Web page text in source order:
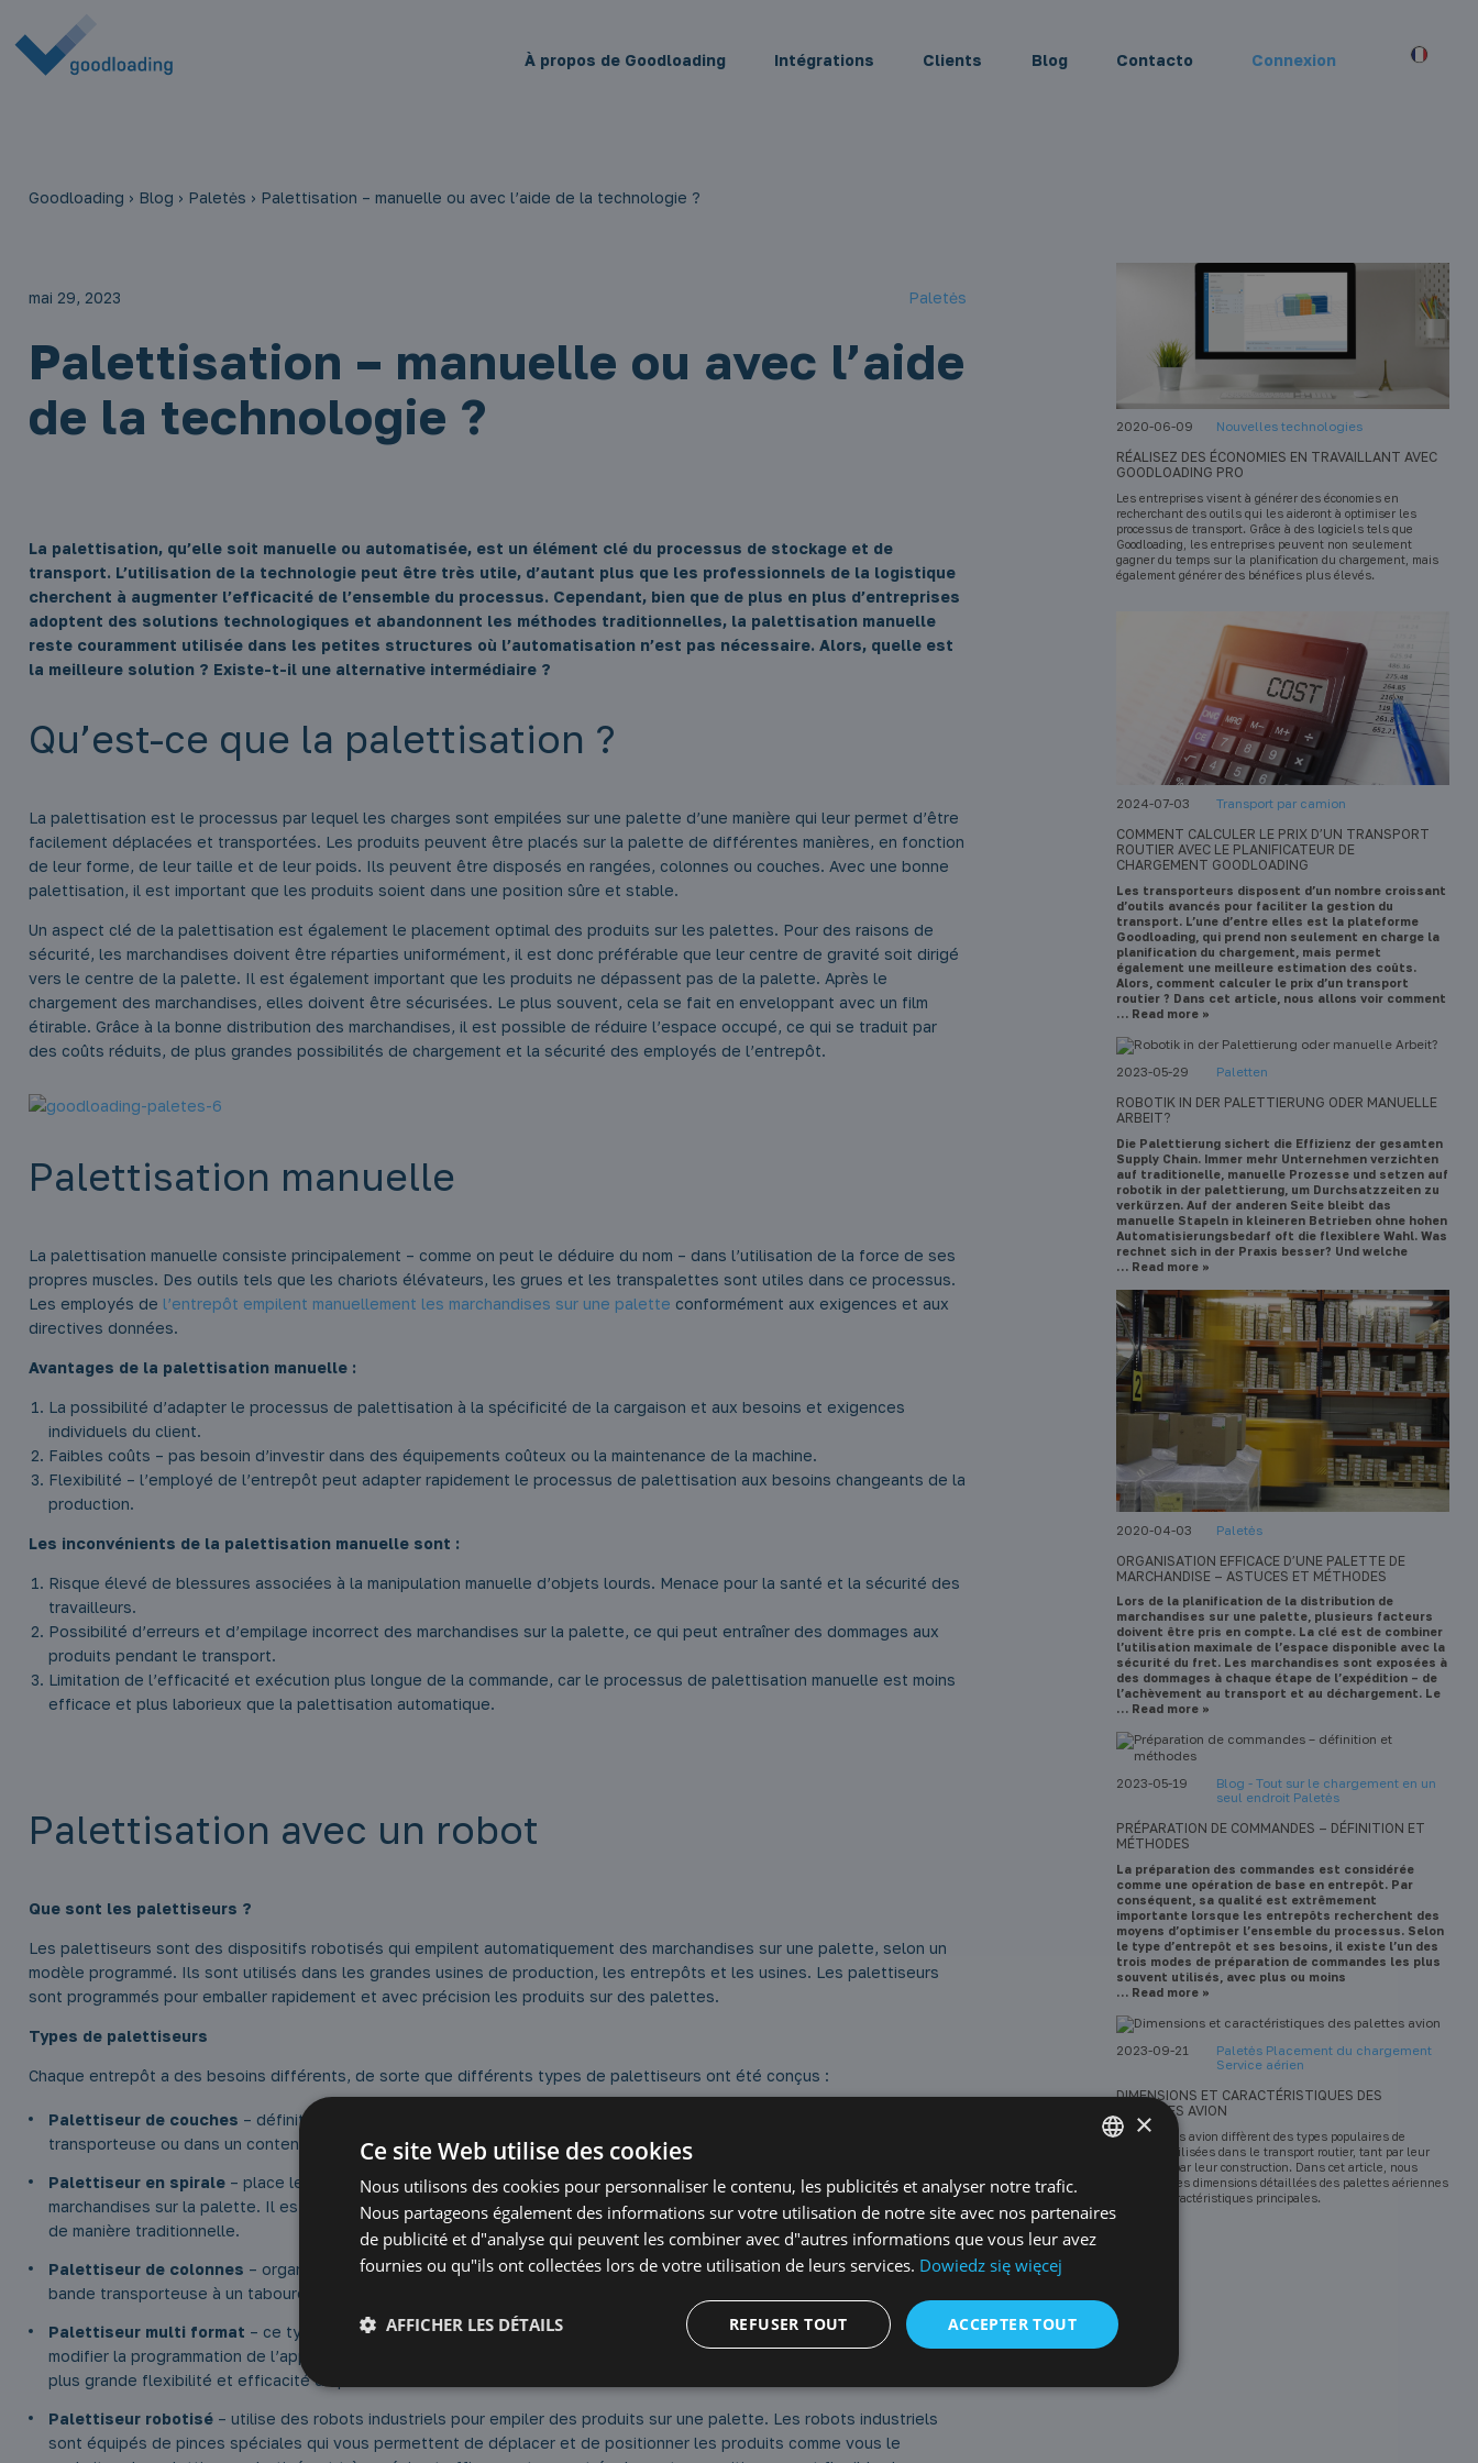
À propos de Goodloading Intégrations Clients Blog Contacto Connexion
Goodloading › Blog › Paletės › Palettisation – manuelle ou avec l’aide de la technologie ?
mai 29, 2023 Paletės
Palettisation – manuelle ou avec l’aide
de la technologie ?
La palettisation, qu’elle soit manuelle ou automatisée, est un élément clé du processus de stockage et de
transport. L’utilisation de la technologie peut être très utile, d’autant plus que les professionnels de la logistique
cherchent à augmenter l’efficacité de l’ensemble du processus. Cependant, bien que de plus en plus d’entreprises
adoptent des solutions technologiques et abandonnent les méthodes traditionnelles, la palettisation manuelle
reste couramment utilisée dans les petites structures où l’automatisation n’est pas nécessaire. Alors, quelle est
la meilleure solution ? Existe-t-il une alternative intermédiaire ?
Qu’est-ce que la palettisation ?
La palettisation est le processus par lequel les charges sont empilées sur une palette d’une manière qui leur permet d’être
facilement déplacées et transportées. Les produits peuvent être placés sur la palette de différentes manières, en fonction
de leur forme, de leur taille et de leur poids. Ils peuvent être disposés en rangées, colonnes ou couches. Avec une bonne
palettisation, il est important que les produits soient dans une position sûre et stable.
Un aspect clé de la palettisation est également le placement optimal des produits sur les palettes. Pour des raisons de
sécurité, les marchandises doivent être réparties uniformément, il est donc préférable que leur centre de gravité soit dirigé
vers le centre de la palette. Il est également important que les produits ne dépassent pas de la palette. Après le
chargement des marchandises, elles doivent être sécurisées. Le plus souvent, cela se fait en enveloppant avec un film
étirable. Grâce à la bonne distribution des marchandises, il est possible de réduire l’espace occupé, ce qui se traduit par
des coûts réduits, de plus grandes possibilités de chargement et la sécurité des employés de l’entrepôt.
Palettisation manuelle
La palettisation manuelle consiste principalement – comme on peut le déduire du nom – dans l’utilisation de la force de ses
propres muscles. Des outils tels que les chariots élévateurs, les grues et les transpalettes sont utiles dans ce processus.
Les employés de l’entrepôt empilent manuellement les marchandises sur une palette conformément aux exigences et aux
directives données.
Avantages de la palettisation manuelle :
La possibilité d’adapter le processus de palettisation à la spécificité de la cargaison et aux besoins et exigences
individuels du client.
Faibles coûts – pas besoin d’investir dans des équipements coûteux ou la maintenance de la machine.
Flexibilité – l’employé de l’entrepôt peut adapter rapidement le processus de palettisation aux besoins changeants de la
production.
Les inconvénients de la palettisation manuelle sont :
Risque élevé de blessures associées à la manipulation manuelle d’objets lourds. Menace pour la santé et la sécurité des
travailleurs.
Possibilité d’erreurs et d’empilage incorrect des marchandises sur la palette, ce qui peut entraîner des dommages aux
produits pendant le transport.
Limitation de l’efficacité et exécution plus longue de la commande, car le processus de palettisation manuelle est moins
efficace et plus laborieux que la palettisation automatique.
Palettisation avec un robot
Que sont les palettiseurs ?
Les palettiseurs sont des dispositifs robotisés qui empilent automatiquement des marchandises sur une palette, selon un
modèle programmé. Ils sont utilisés dans les grandes usines de production, les entrepôts et les usines. Les palettiseurs
sont programmés pour emballer rapidement et avec précision les produits sur des palettes.
Types de palettiseurs
Chaque entrepôt a des besoins différents, de sorte que différents types de palettiseurs ont été conçus :
Palettiseur de couches – définit les produits en couches sur la palette. Ils sont généralement placés sur une bande
transporteuse ou dans un conteneur spécial, puis déplacés vers une palette.
Palettiseur en spirale– place les produits sur la palette en spirale, ce qui vous permet d’augmenter la quantité de
marchandises sur la palette. Il est également utilisé pour les produits de forme irrégulière qui sont difficiles à organiser
de manière traditionnelle.
Palettiseur de colonnes – organise les produits sur une palette en colonnes. Ils sont généralement transférés de la
bande transporteuse à un tabouret spécial, qui les transfère ensuite à la palette.
Palettiseur multi format – ce type de palettiseur vous permet de palettiser différents types de produits sans avoir à
modifier la programmation de l’appareil. Il peut manipuler des produits de différentes formes et tailles, ce qui permet une
plus grande flexibilité et efficacité du processus.
Palettiseur robotisé– utilise des robots industriels pour empiler des produits sur une palette. Les robots industriels
sont équipés de pinces spéciales qui vous permettent de déplacer et de positionner les produits comme vous le
2020-06-09 Nouvelles technologies
RÉALISEZ DES ÉCONOMIES EN TRAVAILLANT AVEC
GOODLOADING PRO
Les entreprises visent à générer des économies en
recherchant des outils qui les aideront à optimiser les
processus de transport. Grâce à des logiciels tels que
Goodloading, les entreprises peuvent non seulement
gagner du temps sur la planification du chargement, mais
également générer des bénéfices plus élevés.
2024-07-03 Transport par camion
COMMENT CALCULER LE PRIX D’UN TRANSPORT
ROUTIER AVEC LE PLANIFICATEUR DE
CHARGEMENT GOODLOADING
Les transporteurs disposent d’un nombre croissant
d’outils avancés pour faciliter la gestion du
transport. L’une d’entre elles est la plateforme
Goodloading, qui prend non seulement en charge la
planification du chargement, mais permet
également une meilleure estimation des coûts.
Alors, comment calculer le prix d’un transport
routier ? Dans cet article, nous allons voir comment
… Read more »
2023-05-29 Paletten
ROBOTIK IN DER PALETTIERUNG ODER MANUELLE
ARBEIT?
Die Palettierung sichert die Effizienz der gesamten
Supply Chain. Immer mehr Unternehmen verzichten
auf traditionelle, manuelle Prozesse und setzen auf
robotik in der palettierung, um Durchsatzzeiten zu
verkürzen. Auf der anderen Seite bleibt das
manuelle Stapeln in kleineren Betrieben ohne hohen
Automatisierungsbedarf oft die flexiblere Wahl. Was
rechnet sich in der Praxis besser? Und welche
… Read more »
2020-04-03 Paletės
ORGANISATION EFFICACE D’UNE PALETTE DE
MARCHANDISE – ASTUCES ET MÉTHODES
Lors de la planification de la distribution de
marchandises sur une palette, plusieurs facteurs
doivent être pris en compte. La clé est de combiner
l’utilisation maximale de l’espace disponible avec la
sécurité du fret. Les marchandises sont exposées à
des dommages à chaque étape de l’expédition – de
l’achèvement au transport et au déchargement. Le
… Read more »
2023-05-19
Blog - Tout sur le chargement en un
seul endroit Paletės
PRÉPARATION DE COMMANDES – DÉFINITION ET
MÉTHODES
La préparation des commandes est considérée
comme une opération de base en entrepôt. Par
conséquent, sa qualité est extrêmement
importante lorsque les entrepôts recherchent des
moyens d’optimiser l’ensemble du processus. Selon
le type d’entrepôt et ses besoins, il existe l’un des
trois modes de préparation de commandes les plus
souvent utilisés, avec plus ou moins
… Read more »
2023-09-21
Paletės Placement du chargement
Service aérien
DIMENSIONS ET CARACTÉRISTIQUES DES
PALETTES AVION
Les palettes avion diffèrent des types populaires de
palettes utilisées dans le transport routier, tant par leur
taille que par leur construction. Dans cet article, nous
décrivons les dimensions détaillées des palettes aériennes
et leurs caractéristiques principales.
POLISH
ENGLISH
SPANISH
×
Ce site Web utilise des cookies
Nous utilisons des cookies pour personnaliser le contenu, les publicités et analyser notre trafic.
Nous partageons également des informations sur votre utilisation de notre site avec nos partenaires
de publicité et d"analyse qui peuvent les combiner avec d"autres informations que vous leur avez
fournies ou qu"ils ont collectées lors de votre utilisation de leurs services. Dowiedz się więcej
ACCEPTER TOUT
REFUSER TOUT
AFFICHER LES DÉTAILS